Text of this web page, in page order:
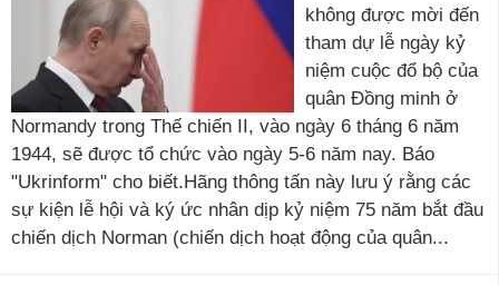
không được mời đến
tham dự lễ ngày kỷ
niệm cuộc đổ bộ của
quân Đồng minh ở
Normandy trong Thế chiến II, vào ngày 6 tháng 6 năm
1944, sẽ được tổ chức vào ngày 5-6 năm nay. Báo
"Ukrinform" cho biết.Hãng thông tấn này lưu ý rằng các
sự kiện lễ hội và ký ức nhân dịp kỷ niệm 75 năm bắt đầu
chiến dịch Norman (chiến dịch hoạt động của quân...